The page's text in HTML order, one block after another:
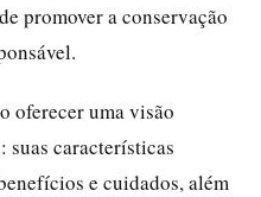
promover a conservação
oferecer uma visão
suas características
e cuidados, além